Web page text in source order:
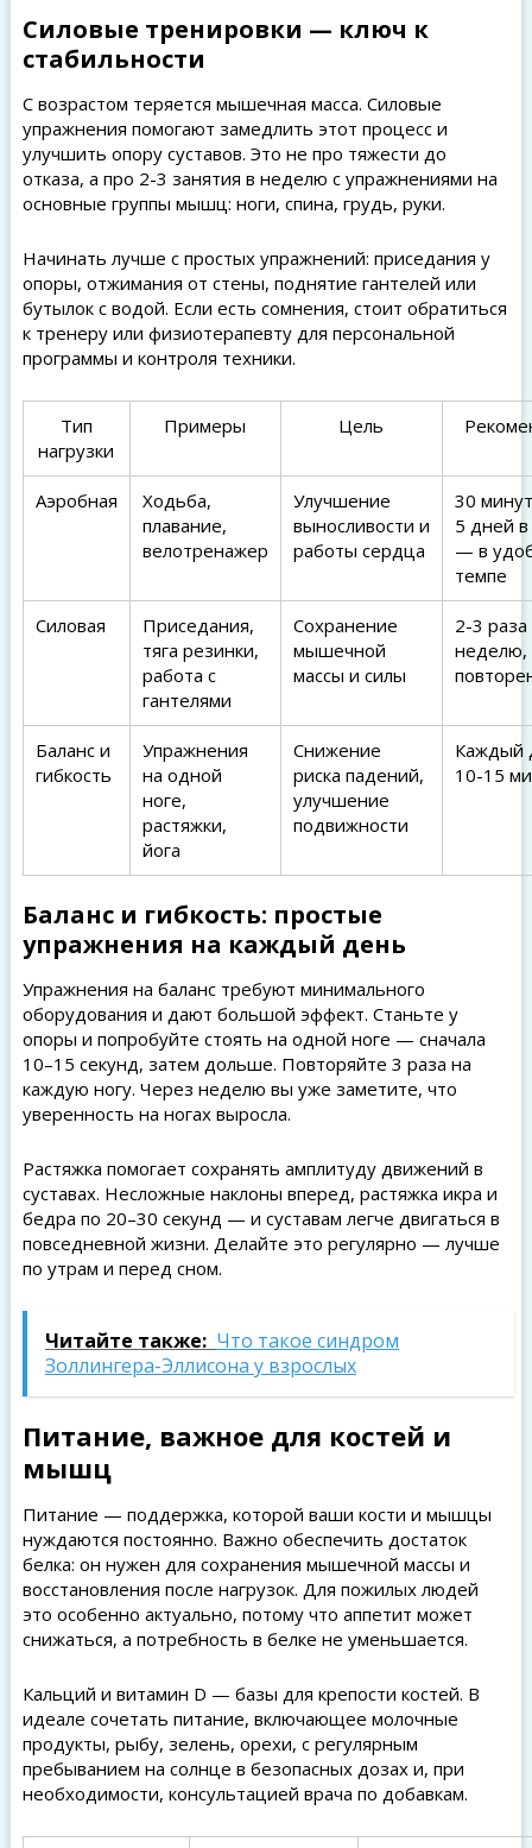
Силовые тренировки — ключ к
стабильности
С возрастом теряется мышечная масса. Силовые
упражнения помогают замедлить этот процесс и
улучшить опору суставов. Это не про тяжести до
отказа, а про 2-3 занятия в неделю с упражнениями на
основные группы мышц: ноги, спина, грудь, руки.
Начинать лучше с простых упражнений: приседания у
опоры, отжимания от стены, поднятие гантелей или
бутылок с водой. Если есть сомнения, стоит обратиться
к тренеру или физиотерапевту для персональной
программы и контроля техники.
Тип
нагрузки
Примеры Цель
Аэробная
Ходьба,
плавание,
велотренажер
Улучшение
выносливости и
работы сердца
30
5 дней
— в
темпе
Силовая
Приседания,
тяга резинки,
работа с
гантелями
Сохранение
мышечной
массы и силы
2-3 раза
неделю,
Баланс и
гибкость
Упражнения
на одной
ноге,
растяжки,
йога
Снижение
риска падений,
улучшение
подвижности
Каждый
10-15
Баланс и гибкость: простые
упражнения на каждый день
Упражнения на баланс требуют минимального
оборудования и дают большой эффект. Станьте у
опоры и попробуйте стоять на одной ноге — сначала
10–15 секунд, затем дольше. Повторяйте 3 раза на
каждую ногу. Через неделю вы уже заметите, что
уверенность на ногах выросла.
Растяжка помогает сохранять амплитуду движений в
суставах. Несложные наклоны вперед, растяжка икра и
бедра по 20–30 секунд — и суставам легче двигаться в
повседневной жизни. Делайте это регулярно — лучше
по утрам и перед сном.
Читайте также: Что такое синдром
Золлингера-Эллисона у взрослых
Питание, важное для костей и
мышц
Питание — поддержка, которой ваши кости и мышцы
нуждаются постоянно. Важно обеспечить достаток
белка: он нужен для сохранения мышечной массы и
восстановления после нагрузок. Для пожилых людей
это особенно актуально, потому что аппетит может
снижаться, а потребность в белке не уменьшается.
Кальций и витамин D — базы для крепости костей. В
идеале сочетать питание, включающее молочные
продукты, рыбу, зелень, орехи, с регулярным
пребыванием на солнце в безопасных дозах и, при
необходимости, консультацией врача по добавкам.